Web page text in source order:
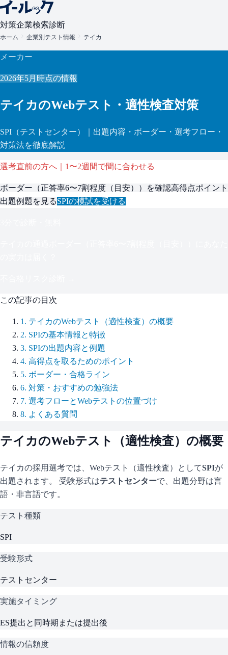
対策企業検索診断
ホーム 企業別テスト情報 テイカ
メーカー
2026年5月 時点の情報
テイカのWebテスト・適性検査対策
SPI （テストセンター）
｜出題内容・ボーダー・選考フロー・
対策法を徹底解説
選考直前の方へ｜1〜2週間で間に合わせる
ボーダー（正答率6〜7割程度（目安） ）を確認高得点ポイント
出題例題を見るSPIの模試を受ける
この記事の目次
1 . テイカのWebテスト（適性検査）の概要
2. SPIの基本情報と特徴
3. SPIの出題内容と例題
4. 高得点を取るためのポイント
5. ボーダー・合格ライン
6. 対策・おすすめの勉強法
7. 選考フローとWebテストの位置づけ
8. よくある質問
テイカのWebテスト（適性検査）の概要
テイカの採用選考では、Webテスト（適性検査）としてSPIが
出題されます。 受験形式はテストセンターで、 出題分野は言
語・非言語です。
テスト種類
SPI
受験形式
テストセンター
実施タイミング
ES提出と同時期または提出後
情報の信頼度